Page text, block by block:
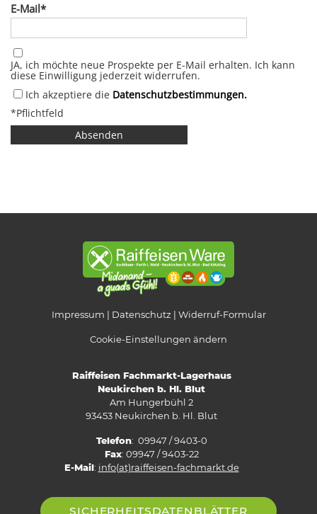
E-Mail
JA, ich möchte neue Prospekte per E-Mail erhalten. Ich kann
diese Einwilligung jederzeit widerrufen.
Ich akzeptiere die Datenschutzbestimmungen.
*Pflichtfeld
Absenden
Impressum Datenschutz Widerruf-Formular
Cookie-Einstellungen ändern
Raiffeisen Fachmarkt-Lagerhaus
Neukirchen b. Hl. Blut
Am Hungerbühl 2
93453 Neukirchen b. Hl. Blut
Telefon: 09947 / 9403-0
Fax: 09947 / 9403-22
E-Mail: info(at)raiffeisen-fachmarkt.de
SICHERHEITSDATENBLÄTTER